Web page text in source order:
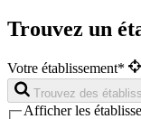
Trouvez un
Votre établissement*
Trouvez des
Afficher les